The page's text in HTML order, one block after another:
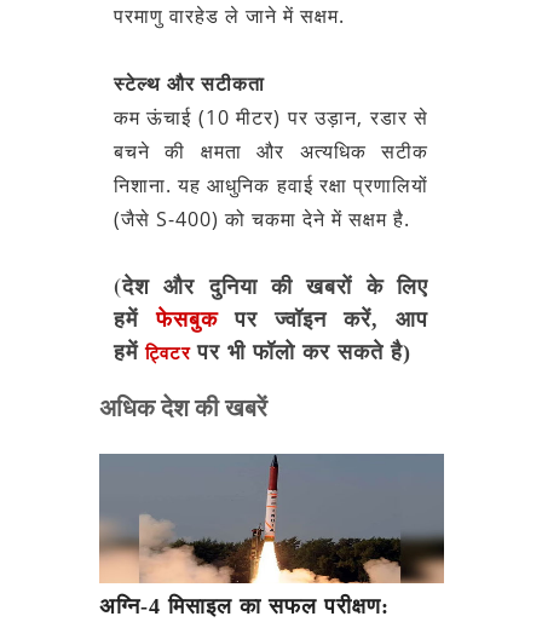
परमाणु वारहेड ले जाने में सक्षम.
स्टेल्थ और सटीकता
कम ऊंचाई (10 मीटर) पर उड़ान, रडार से
बचने की क्षमता और अत्यधिक सटीक
निशाना. यह आधुनिक हवाई रक्षा प्रणालियों
(जैसे S-400) को चकमा देने में सक्षम है.
(देश और दुनिया की खबरों के लिए
हमेंफेसबुकपर ज्वॉइन करें, आप
हमेंट्विटर पर भी फॉलो कर सकते है)
अधिक देश की खबरें
अग्नि-4 मिसाइल का सफल परीक्षण: